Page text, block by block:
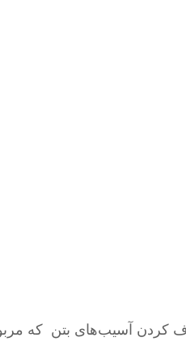
کردن آسیب‌های بتن که